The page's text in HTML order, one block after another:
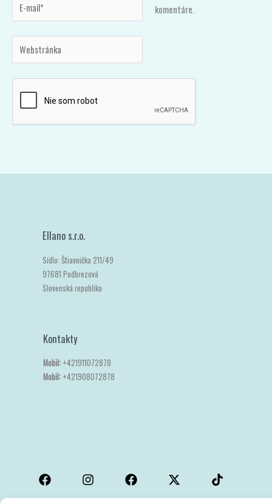
mail*
Webstránka
komentáre.
Ellano s.r.o.
Sídlo: Štiavnička 211/49
97681 Podbrezová
Slovenská republika
Kontakty
Mobil: +421911072878
Mobil: +421908072878